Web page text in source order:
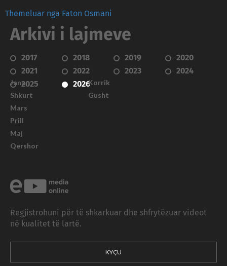
Themeluar nga Faton Osmani
Arkivi i lajmeve
2017 2018 2019
2020
2021
2022 2023
2024
2025
2026
Janar
Shkurt
Mars
Prill
Maj
Qershor
Korrik
Gusht
Regjistrohuni për të shkarkuar dhe shfrytëzuar videot
në kualitet të lartë.
KYÇU